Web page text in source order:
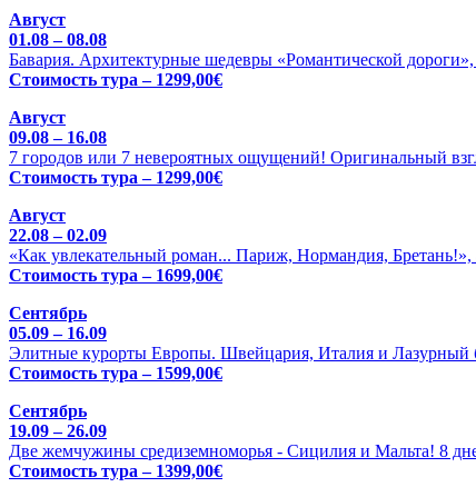
Август
01.08 – 08.08
Бавария. Архитектурные шедевры «Романтической
Стоимость тура – 1299,00€
Август
09.08 – 16.08
7 городов или 7 невероятных ощущений! Оригинальный
Стоимость тура – 1299,00€
Август
22.08 – 02.09
«Как увлекательный роман... Париж, Нормандия,
Стоимость тура – 1699,00€
Сентябрь
05.09 – 16.09
Элитные курорты Европы. Швейцария, Италия и Лазурный
Стоимость тура – 1599,00€
Сентябрь
19.09 – 26.09
Две жемчужины средиземноморья - Сицилия и Мальта! 8
Стоимость тура – 1399,00€